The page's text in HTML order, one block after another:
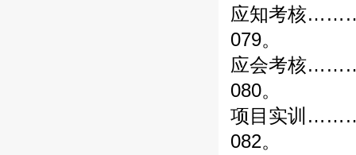
应知考
079。
应会考
080。
项目实
082。